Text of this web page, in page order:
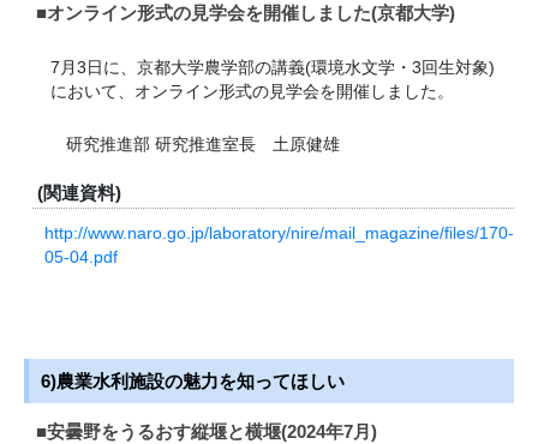
■オンライン形式の見学会を開催しました(京都大学)
7月3日に、京都大学農学部の講義(環境水文学・3回生対象)
において、オンライン形式の見学会を開催しました。
研究推進部 研究推進室長 土原健雄
(関連資料)
http://www.naro.go.jp/laboratory/nire/mail_magazine/files/170-
05-04.pdf
6)農業水利施設の魅力を知ってほしい
■安曇野をうるおす縦堰と横堰(2024年7月)